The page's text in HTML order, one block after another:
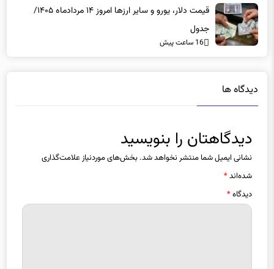
قیمت دلار، یورو و سایر ارزها امروز ۱۴ مردادماه ۱۴۰۵/
جدول
16 ساعت پیش
دیدگاه ها
دیدگاهتان را بنویسید
نشانی ایمیل شما منتشر نخواهد شد. بخش‌های موردنیاز علامت‌گذاری
شده‌اند*
دیدگاه*